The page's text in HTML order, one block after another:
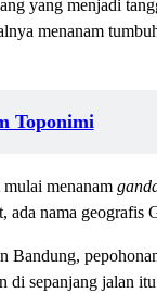
yang menjadi
menanam
Toponimi
menanam
nama geografis
sepanjang jalan